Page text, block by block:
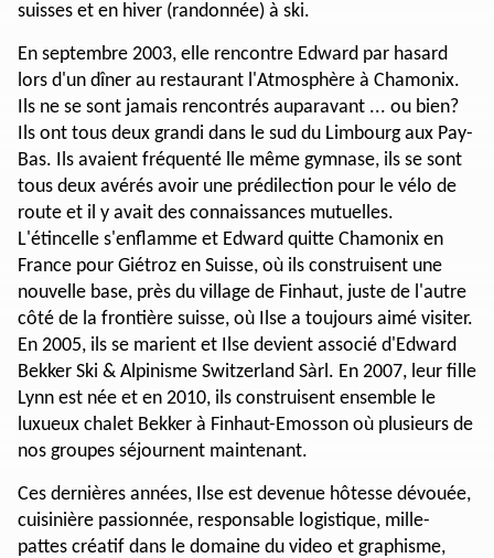
suisses et en hiver (randonnée) à ski.
En septembre 2003, elle rencontre Edward par hasard
lors d'un dîner au restaurant l'Atmosphère à Chamonix.
Ils ne se sont jamais rencontrés auparavant ... ou bien?
Ils ont tous deux grandi dans le sud du Limbourg aux Pay-
Bas. Ils avaient fréquenté lle même gymnase, ils se sont
tous deux avérés avoir une prédilection pour le vélo de
route et il y avait des connaissances mutuelles.
L'étincelle s'enflamme et Edward quitte Chamonix en
France pour Giétroz en Suisse, où ils construisent une
nouvelle base, près du village de Finhaut, juste de l'autre
côté de la frontière suisse, où Ilse a toujours aimé visiter.
En 2005, ils se marient et Ilse devient associé d'Edward
Bekker Ski & Alpinisme Switzerland Sàrl. En 2007, leur fille
Lynn est née et en 2010, ils construisent ensemble le
luxueux chalet Bekker à Finhaut-Emosson où plusieurs de
nos groupes séjournent maintenant.
Ces dernières années, Ilse est devenue hôtesse dévouée,
cuisinière passionnée, responsable logistique, mille-
pattes créatif dans le domaine du video et graphisme,